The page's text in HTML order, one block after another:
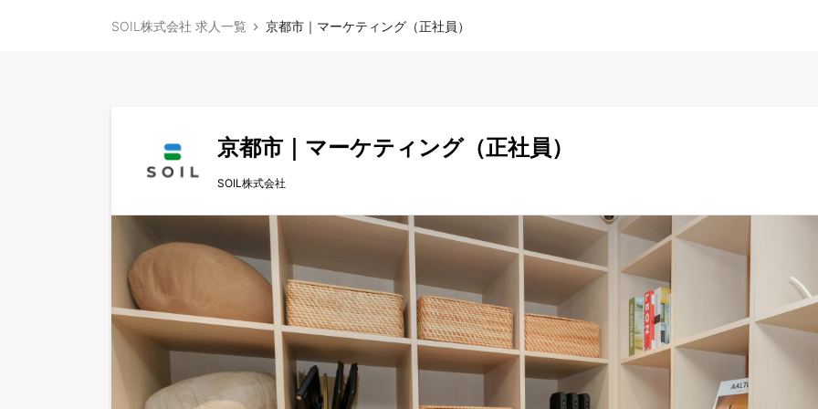
SOIL株式会社 求人一覧 京都市｜マーケティング（正社員）
京都市｜マーケティング（正社員）
SOIL株式会社